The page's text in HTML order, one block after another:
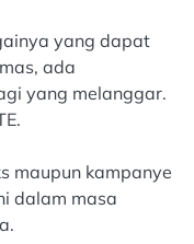
yang dapat
ada
yang melanggar.
maupun kampanye
dalam masa